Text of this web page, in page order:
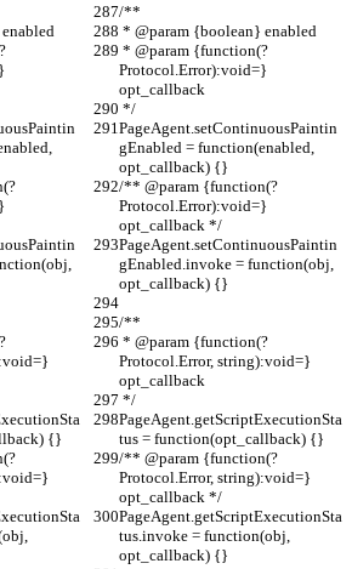
/**
* @param {boolean} enabled
Protocol.Error):void=}
opt_callback
*/
PageAgent.setContinuousPaintin
gEnabled = function(enabled,
opt_callback) {}
/** @param {function(?
Protocol.Error):void=}
opt_callback */
PageAgent.setContinuousPaintin
gEnabled.invoke = function(obj,
opt_callback) {}
/**
Protocol.Error, string):void=}
opt_callback
*/
{}
PageAgent.getScriptExecutionSta
tus = function(opt_callback) {}
/** @param {function(?
Protocol.Error, string):void=}
opt_callback */
PageAgent.getScriptExecutionSta
tus.invoke = function(obj,
opt_callback) {}